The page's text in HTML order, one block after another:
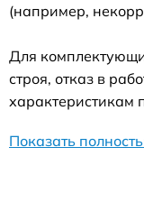
(например,
Для
строя, отказ в
характеристикам
Показать